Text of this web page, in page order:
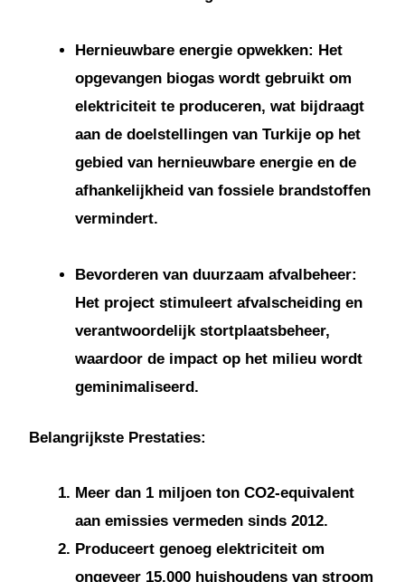
Hernieuwbare energie opwekken: Het
opgevangen biogas wordt gebruikt om
elektriciteit te produceren, wat bijdraagt
aan de doelstellingen van Turkije op het
gebied van hernieuwbare energie en de
afhankelijkheid van fossiele brandstoffen
vermindert.
Bevorderen van duurzaam afvalbeheer:
Het project stimuleert afvalscheiding en
verantwoordelijk stortplaatsbeheer,
waardoor de impact op het milieu wordt
geminimaliseerd.
Belangrijkste Prestaties:
Meer dan 1 miljoen ton CO2-equivalent
aan emissies vermeden sinds 2012.
Produceert genoeg elektriciteit om
ongeveer 15.000 huishoudens van stroom